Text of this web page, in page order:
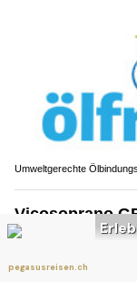
Umweltgerechte
Vicosoprano
endet mit